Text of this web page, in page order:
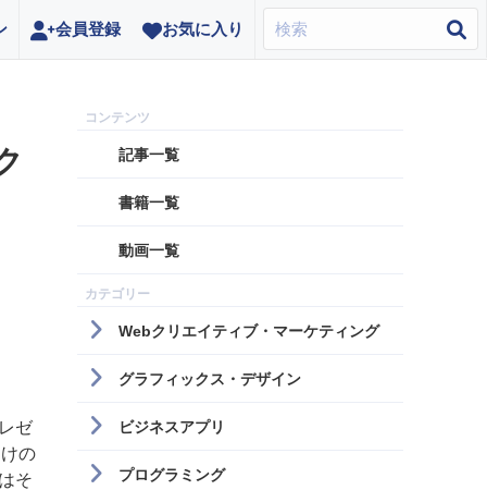
会員登録 お気に入り
ゼ
の
そ
記事一覧
書籍一覧
動画一覧
Webクリエイティブ・マーケティング
グラフィックス・デザイン
ビジネスアプリ
プログラミング